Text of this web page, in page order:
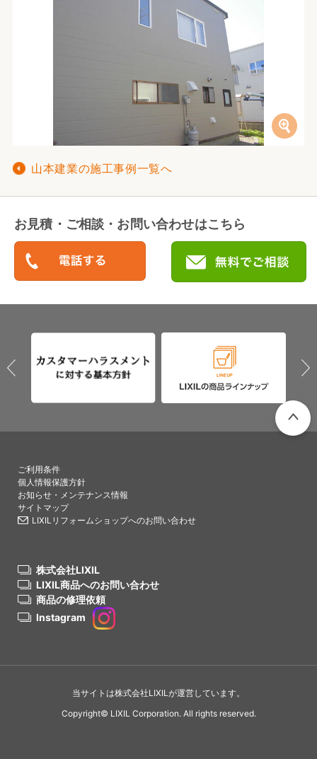
山本建業の施工事例一覧へ
お見積・ご相談・お問い合わせはこちら
ご利用条件
個人情報保護方針
お知らせ・メンテナンス情報
サイトマップ
LIXILリフォームショップへのお問い合わせ
株式会社LIXIL
LIXIL商品へのお問い合わせ
商品の修理依頼
Instagram
当サイトは株式会社LIXILが運営しています。
Copyright© LIXIL Corporation. All rights reserved.